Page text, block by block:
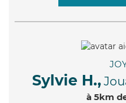
Sylvie H.,
à 5km